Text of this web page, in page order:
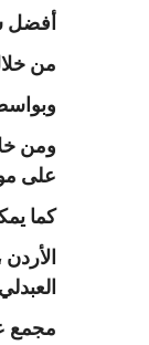
أفضل
من
ومن
على
كما
مجمع